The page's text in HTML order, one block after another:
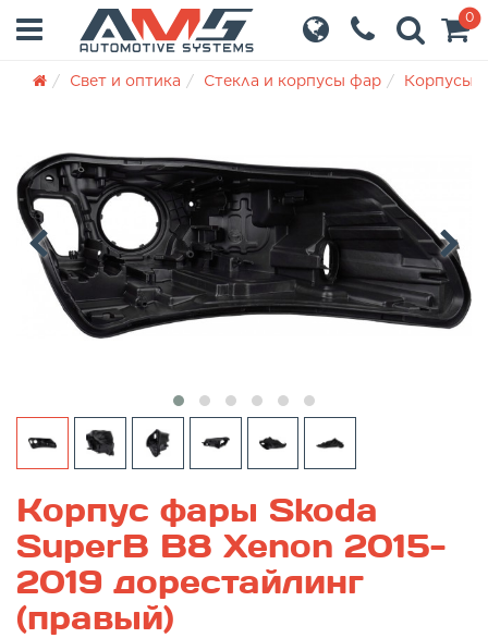
0
Свет и оптика Стекла и корпусы фар Корпусы
Корпус фары Skoda
SuperB B8 Xenon 2015-
2019 дорестайлинг
(правый)